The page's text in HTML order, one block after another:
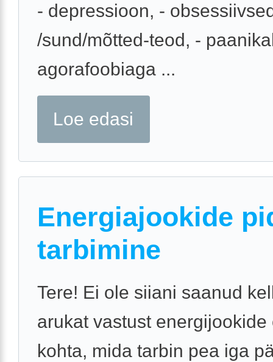
- depressioon, -
/sund/mõtted-teod, -
agorafoobiaga ...
Loe edasi
Energiajookide
tarbimine
Tere! Ei ole siiani saanud
arukat vastust energijookide
kohta, mida tarbin pea iga